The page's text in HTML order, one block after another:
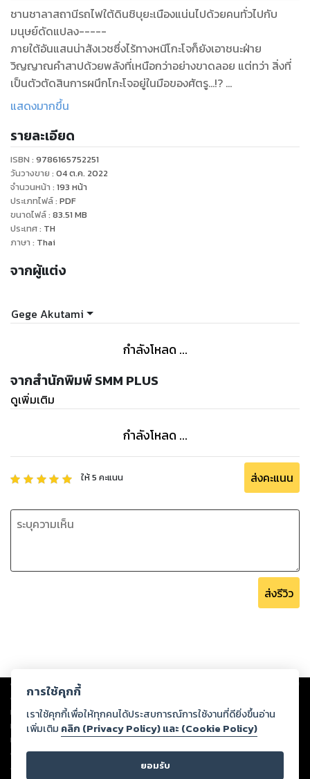
ชานชาลาสถานีรถไฟใต้ดินชิบุยะเนืองแน่นไปด้วยคนทั่วไปกับ
มนุษย์ดัดแปลง-----
ภายใต้อันแสนน่าสังเวชซึ่งไร้ทางหนีโกะโจก็ยังเอาชนะฝ่าย
วิญญาณคำสาปด้วยพลังที่เหนือกว่าอย่างขาดลอย แต่ทว่า สิ่งที่
เป็นตัวตัดสินการผนึกโกะโจอยู่ในมือของศัตรู...!?
ขณะที่อิตาโดริเร่งรุดไปยังชานชาลาใต้ดิน ก็มีพรรคพวกที่คาดไม่
แสดงมากขึ้น
รายละเอียด
ISBN : 9786165752251
วันวางขาย : 04 ต.ค. 2022
จำนวนหน้า : 193 หน้า
ประเภทไฟล์: PDF
ขนาดไฟล์: 83.51 MB
ประเทศ: TH
ภาษา : Thai
จากผู้แต่ง
Gege Akutami
กำลังโหลด ...
จากสำนักพิมพ์ SMM PLUS
ดูเพิ่มเติม
กำลังโหลด ...
ให้5 คะแนน ส่งคะแนน
ส่งรีวิว
Copyright © 2026
ต่อผลงานหรือเนื้อหาใดที่อัปโหลดผ่านเว็บไซต์และปรากฏว่าละเมิดสิทธิใน
ทรัพย์สินทางปัญญาของบุคคลอื่นหรือขัดต่อกฎหมายและศีลธรรม ดังนั้น ผู้อ่าน
ทุกท่านโปรดใช้วิจารณญาณในการกลั่นกรองด้วยตนเอง และหากท่านพบว่าส่วน
หนึ่งส่วนใดขัดต่อกฎหมายและศีลธรรม กรุณาแจ้งมายังบริษัท เพื่อทีมงานจะได้
ดำเนินการในทันที ทั้งนี้ ทางสตอรี่ล็อกขอสงวนลิขสิทธิ์ตามพระราชบัญญัติ
ลิขสิทธิ์ พ.ศ. 2537 (ฉบับล่าสุด)
การใช้คุกกี้
เราใช้คุกกี้เพื่อให้ทุกคนได้ประสบการณ์การใช้งานที่ดียิ่งขึ้นอ่าน
เพิ่มเติม คลิก (Privacy Policy) และ (Cookie Policy)
ยอมรับ